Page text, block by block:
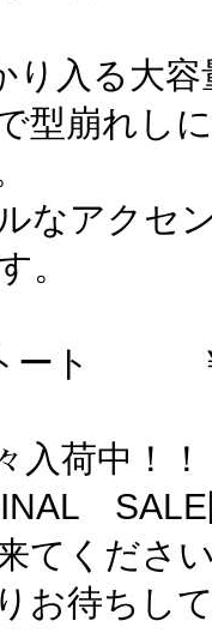
り入る大
型崩れし
なアクセ
。
トート
入荷中！！
てくださ
お待ちし